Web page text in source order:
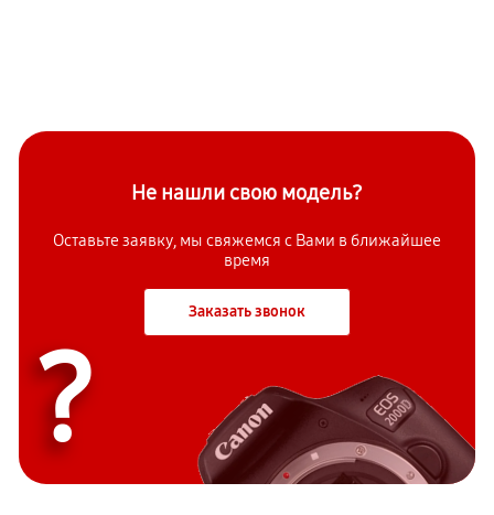
Не нашли свою модель?
Оставьте заявку, мы свяжемся с Вами в ближайшее
время
Заказать звонок
?